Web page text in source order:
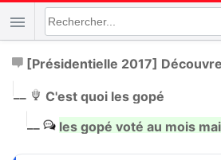
[Présidentielle 2017]
__
C'est quoi les gopé
__ les gopé voté au mois